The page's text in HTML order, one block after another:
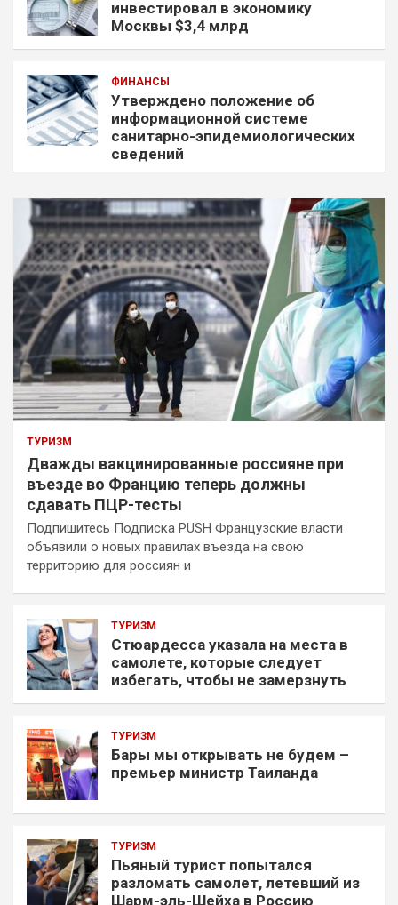
инвестировал в экономику
Москвы $3,4 млрд
ФИНАНСЫ
Утверждено положение об
информационной системе
санитарно-эпидемиологических
сведений
ТУРИЗМ
Дважды вакцинированные россияне при
въезде во Францию теперь должны
сдавать ПЦР-тесты
Подпишитесь Подписка PUSH Французские власти
объявили о новых правилах въезда на свою
территорию для россиян и
ТУРИЗМ
Стюардесса указала на места в
самолете, которые следует
избегать, чтобы не замерзнуть
ТУРИЗМ
Бары мы открывать не будем –
премьер министр Таиланда
ТУРИЗМ
Пьяный турист попытался
разломать самолет, летевший из
Шарм-эль-Шейха в Россию